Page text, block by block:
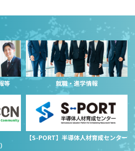
等 就職・進学情報
【S-PORT】半導体人材育成センター